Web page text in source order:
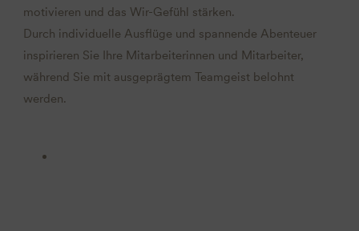
motivieren und das Wir-Gefühl stärken.
Durch individuelle Ausflüge und spannende Abenteuer
inspirieren Sie Ihre Mitarbeiterinnen und Mitarbeiter,
während Sie mit ausgeprägtem Teamgeist belohnt
werden.